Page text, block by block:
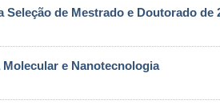
de Mestrado e Doutorado de
e Nanotecnologia